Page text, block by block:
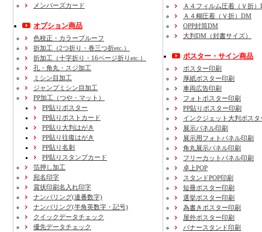
メンバーズカード
オプション商品
色校正・カラープルーフ
折加工 （2つ折り・巻三つ折etc.）
折加工 （十字折り・16ページ折りetc.）
孔・角丸・スジ加工
ミシン目加工
ジャンプミシン目加工
PP加工 （つや・マット）
PP貼りポスター
PP貼りポストカード
PP貼り大判はがき
PP貼り往復はがき
PP貼り名刺
PP貼りスタンプカード
箔押し加工
宛名印字
賞状印刷名入れ印字
ナンバリング(連番数字)
ナンバリング(半角英数字・記号)
クイックデータチェック
優先データチェック
Ａ４フィルム圧着（Ｖ折）
Ａ４糊圧着（Ｖ折）DM
OPP封筒DM
大判DM（封書サイズ）
ポスター・サイン商品
ポスター印刷
厚紙ポスター印刷
車両広告印刷
フォトポスター印刷
PP貼りポスター印刷
インクジェット大判ポスタ
展示パネル印刷
展示用フォトパネル印刷
角丸展示パネル印刷
フリーカットパネル印刷
卓上POP
スタンドPOP印刷
短冊ポスター印刷
選挙ポスター印刷
為書きポスター印刷
屋外ポスター印刷
バナースタンド印刷